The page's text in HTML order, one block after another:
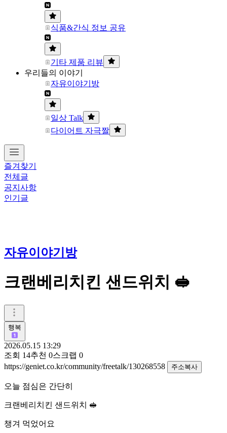
식품&간식 정보 공유
기타 제품 리뷰
우리들의 이야기
자유이야기방
일상 Talk
다이어트 자극짤
즐겨찾기
전체글
공지사항
인기글
자유이야기방
크랜베리치킨 샌드위치 🥪
행복
2026.05.15 13:29
조회 14추천 0스크랩 0
https://geniet.co.kr/community/freetalk/130268558
주소복사
오늘 점심은 간단히
크랜베리치킨 샌드위치 🥪
챙겨 먹었어요